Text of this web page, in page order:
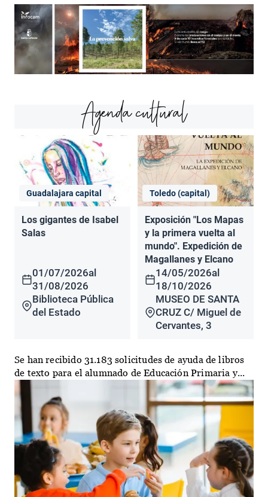
Agenda cultural
Guadalajara capital
Los gigantes de Isabel
Salas
01/07/2026al
31/08/2026
Biblioteca Pública
del Estado
Toledo (capital)
Exposición "Los Mapas
y la primera vuelta al
mundo". Expedición de
Magallanes y Elcano
14/05/2026al
18/10/2026
MUSEO DE SANTA
CRUZ C/ Miguel de
Cervantes, 3
Se han recibido 31.183 solicitudes de ayuda de libros
de texto para el alumnado de Educación Primaria y...